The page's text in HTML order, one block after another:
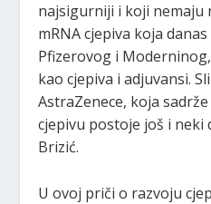
najsigurniji i koji nemaju
mRNA cjepiva koja
Pfizerovog i
kao cjepiva i adjuvansi.
AstraZenece, koja
cjepivu postoje još i neki
Brizić.
U ovoj priči o razvoju